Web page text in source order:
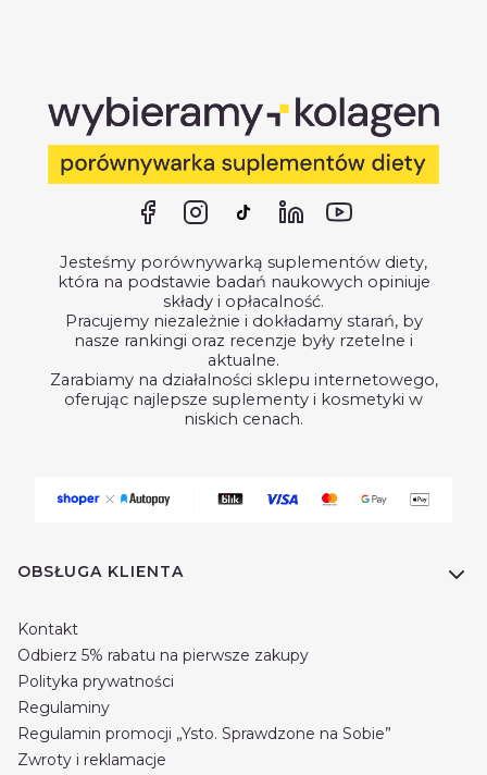
Jesteśmy porównywarką suplementów diety,
która na podstawie badań naukowych opiniuje
składy i opłacalność.
Pracujemy niezależnie i dokładamy starań, by
nasze rankingi oraz recenzje były rzetelne i
aktualne.
Zarabiamy na działalności sklepu internetowego,
oferując najlepsze suplementy i kosmetyki w
niskich cenach.
Linki w stopce
OBSŁUGA KLIENTA
Kontakt
Odbierz 5% rabatu na pierwsze zakupy
Polityka prywatności
Regulaminy
Regulamin promocji „Ysto. Sprawdzone na Sobie”
Zwroty i reklamacje